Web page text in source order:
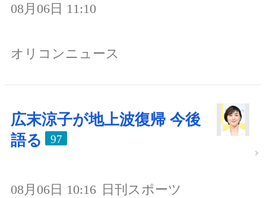
08月06日 11:10
オリコンニュース
広末涼子が地上波復帰 今後
語る
97
08月06日 10:16 日刊スポーツ